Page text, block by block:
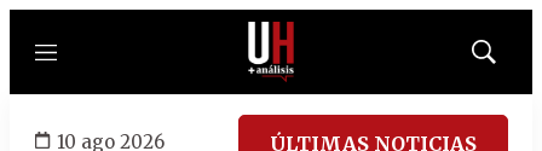
Menú
Mostrar
10 ago 2026 ÚLTIMAS NOTICIAS